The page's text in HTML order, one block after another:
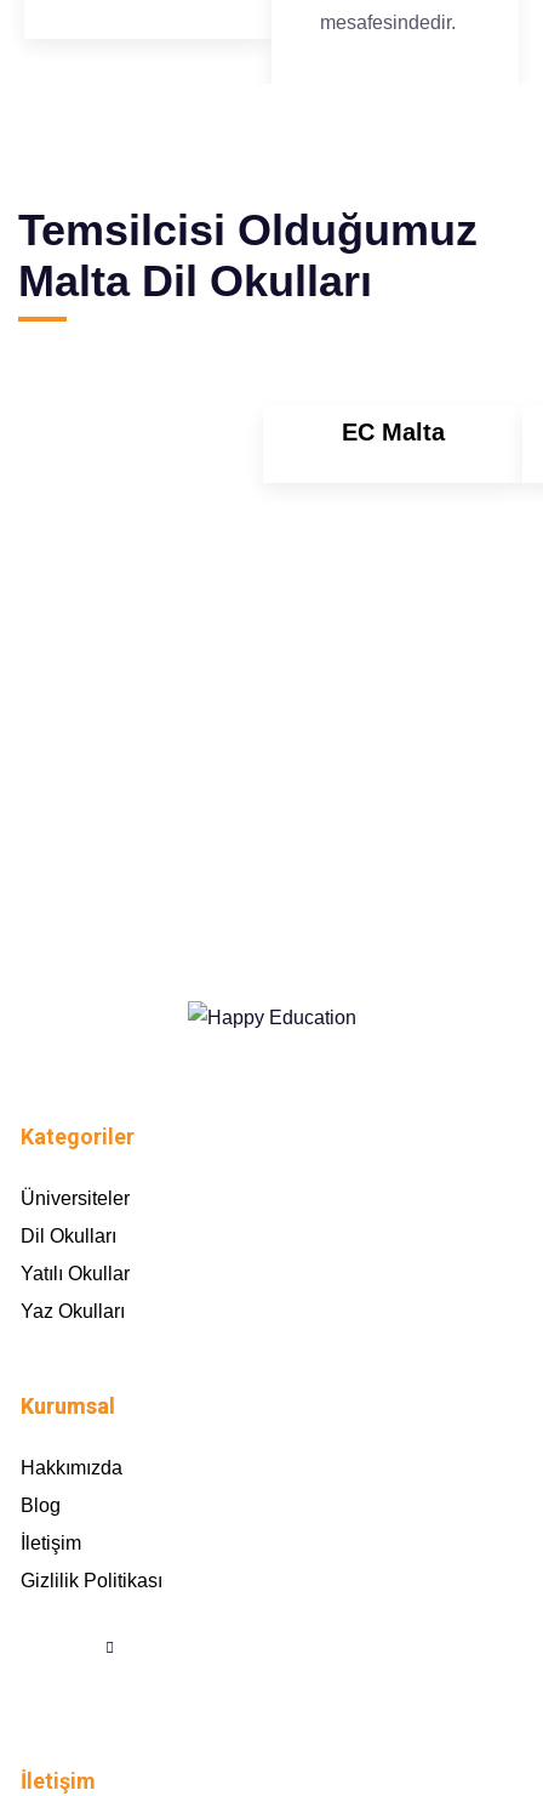
mesafesindedir.
Temsilcisi Olduğumuz
Malta Dil Okulları
EC Malta
Kategoriler
Üniversiteler
Dil Okulları
Yatılı Okullar
Yaz Okulları
Kurumsal
Hakkımızda
Blog
İletişim
Gizlilik Politikası
İletişim